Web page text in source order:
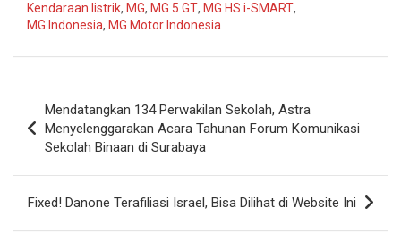
Kendaraan listrik, MG, MG 5 GT, MG HS i-SMART,
MG Indonesia, MG Motor Indonesia
pos
Mendatangkan 134 Perwakilan Sekolah, Astra
Menyelenggarakan Acara Tahunan Forum Komunikasi
Sekolah Binaan di Surabaya
Fixed! Danone Terafiliasi Israel, Bisa Dilihat di Website Ini